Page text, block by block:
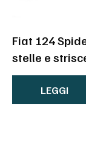
Fiat 124
stelle e
LEGGI